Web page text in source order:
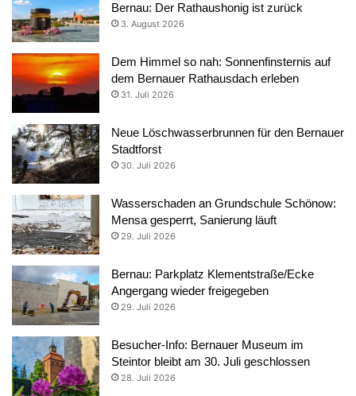
Bernau: Der Rathaushonig ist zurück
3. August 2026
Dem Himmel so nah: Sonnenfinsternis auf
dem Bernauer Rathausdach erleben
31. Juli 2026
Neue Löschwasserbrunnen für den Bernauer
Stadtforst
30. Juli 2026
Wasserschaden an Grundschule Schönow:
Mensa gesperrt, Sanierung läuft
29. Juli 2026
Bernau: Parkplatz Klementstraße/Ecke
Angergang wieder freigegeben
29. Juli 2026
Besucher-Info: Bernauer Museum im
Steintor bleibt am 30. Juli geschlossen
28. Juli 2026